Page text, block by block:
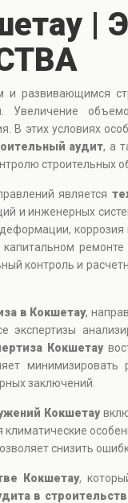
развивающимся
Увеличение
В этих условиях
аудит, а
строительных
является
и инженерных
коррозия
контроль и
в Кокшетау,
Кокшетау
заключений.
Кокшетау
снизить
Кокшетау,
в